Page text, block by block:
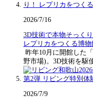
2026/7/16
3D技術で本物そっくり
レプリカをつくる博物
昨年10月に開館した
野市場)。3D技術を駆
2026/7/9